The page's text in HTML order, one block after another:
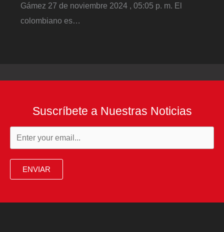
Gámez 27 de noviembre 2024 , 05:05 p. m. El
colombiano es…
Suscríbete a Nuestras Noticias
ENVIAR